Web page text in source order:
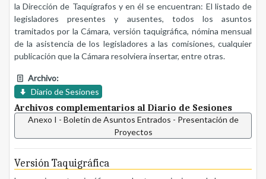
la Dirección de Taquígrafos y en él se encuentran: El listado de
legisladores presentes y ausentes, todos los asuntos
tramitados por la Cámara, versión taquigráfica, nómina mensual
de la asistencia de los legisladores a las comisiones, cualquier
publicación que la Cámara resolviera insertar, entre otras.
Archivo:
Diario de Sesiones
Archivos complementarios al Diario de Sesiones
Anexo I - Boletín de Asuntos Entrados - Presentación de
Proyectos
Versión Taquigráfica